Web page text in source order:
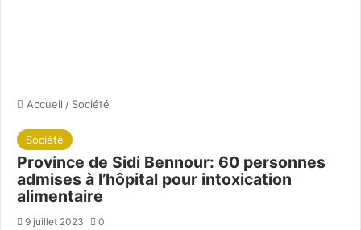
Accueil / Société
Société
Province de Sidi Bennour: 60 personnes
admises à l’hôpital pour intoxication
alimentaire
9 juillet 2023 0